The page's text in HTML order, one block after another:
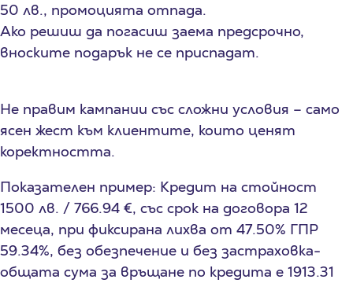
50 лв., промоцията отпада.
Ако решиш да погасиш заема предсрочно,
вноските подарък не се приспадат.
​Не правим кампании със сложни условия – само
ясен жест към клиентите, които ценят
коректността.
Показателен пример: Кредит на стойност
1500 лв. / 766.94 €, със срок на договора 12
месеца, при фиксирана лихва от 47.50% ГПР
59.34%, без обезпечение и без застраховка-
общата сума за връщане по кредита е 1913.31